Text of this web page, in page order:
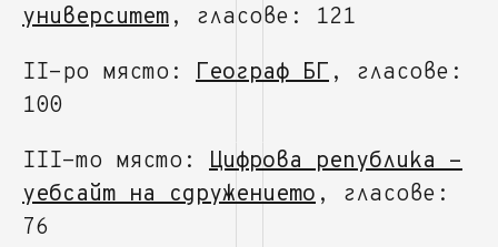
университет, гласове: 121
II-ро място: Географ БГ, гласове:
100
III-то място: Цифрова република -
уебсайт на сдружението, гласове:
76